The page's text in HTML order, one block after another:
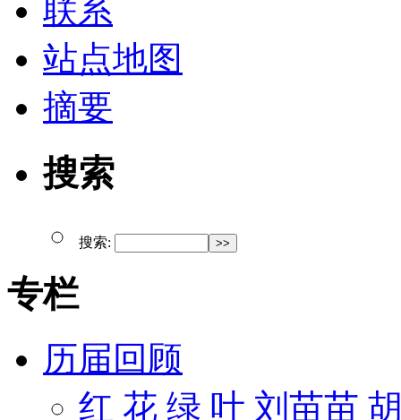
联系
站点地图
摘要
搜索
搜索:
专栏
历届回顾
红 花 绿 叶 刘苗苗